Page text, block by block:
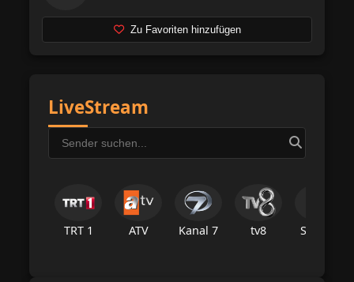
Zu Favoriten hinzufügen
LiveStream
TRT 1 ATV Kanal 7 tv8 Star Tv